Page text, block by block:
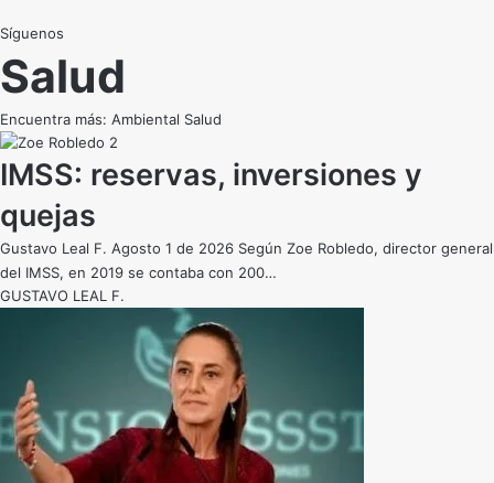
Síguenos
Salud
Encuentra más: Ambiental Salud
IMSS: reservas, inversiones y
quejas
Gustavo Leal F. Agosto 1 de 2026 Según Zoe Robledo, director general
del IMSS, en 2019 se contaba con 200…
GUSTAVO LEAL F.